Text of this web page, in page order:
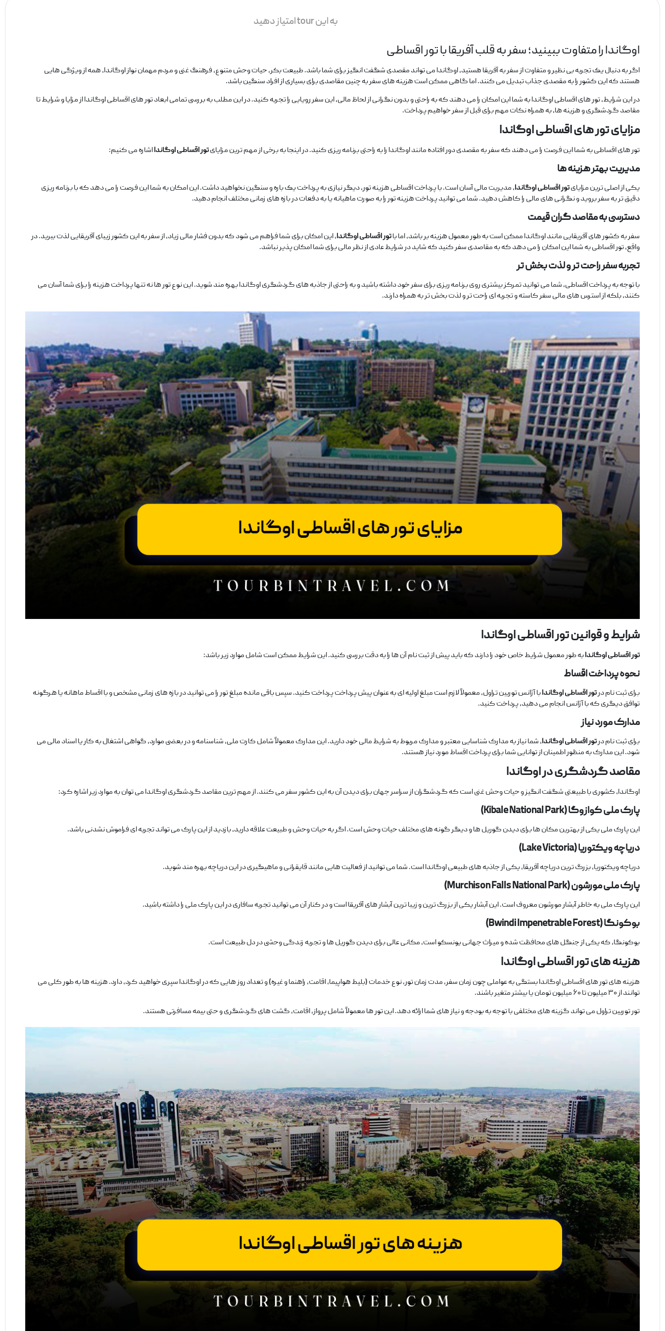
به این tour امتیاز دهید
اوگاندا را متفاوت ببینید؛ سفر به قلب آفریقا با تور اقساطی
اگر به دنبال یک تجربه بی ‌نظیر و متفاوت از سفر به آفریقا هستید، اوگاندا می ‌تواند مقصدی شگفت ‌انگیز برای شما باشد. طبیعت بکر، حیات ‌وحش متنوع، فرهنگ غنی و مردم مهمان ‌نواز اوگاندا، همه از ویژگی‌ هایی
هستند که این کشور را به مقصدی جذاب تبدیل می ‌کنند. اما گاهی ممکن است هزینه ‌های سفر به چنین مقاصدی برای بسیاری از افراد سنگین باشد.
در این شرایط، تور های اقساطی اوگاندا به شما این امکان را می ‌دهند که به راحتی و بدون نگرانی از لحاظ مالی، این سفر رویایی را تجربه کنید. در این مطلب به بررسی تمامی ابعاد تور های اقساطی اوگاندا از مزایا و شرایط تا
مقاصد گردشگری و هزینه ‌ها، به همراه نکات مهم برای قبل از سفر خواهیم پرداخت.
مزایای تور های اقساطی اوگاندا
تور های اقساطی به شما این فرصت را می ‌دهند که سفر به مقصدی دور افتاده مانند اوگاندا را به راحتی برنامه ‌ریزی کنید. در اینجا به برخی از مهم ‌ترین مزایایتور اقساطی اوگاندااشاره می‌ کنیم:
مدیریت بهتر هزینه‌ ها
یکی از اصلی ‌ترین مزایایتور اقساطی اوگاندا، مدیریت مالی آسان است. با پرداخت اقساطی هزینه تور، دیگر نیازی به پرداخت یک‌ باره و سنگین نخواهید داشت. این امکان به شما این فرصت را می ‌دهد که با برنامه ‌ریزی
دقیق ‌تر به سفر بروید و نگرانی‌ های مالی را کاهش دهید. شما می ‌توانید پرداخت هزینه تور را به ‌صورت ماهیانه یا به دفعات در بازه‌ های زمانی مختلف انجام دهید.
دسترسی به مقاصد گران‌ قیمت
سفر به کشور های آفریقایی مانند اوگاندا ممکن است به ‌طور معمول هزینه ‌بر باشد، اما باتور اقساطی اوگاندا، این امکان برای شما فراهم می ‌شود که بدون فشار مالی زیاد، از سفر به این کشور زیبای آفریقایی لذت ببرید. در
واقع، تور اقساطی به شما این امکان را می ‌دهد که به مقاصدی سفر کنید که شاید در شرایط عادی از نظر مالی برای شما امکان ‌پذیر نباشد.
تجربه سفر راحت ‌تر و لذت ‌بخش ‌تر
با توجه به پرداخت اقساطی، شما می ‌توانید تمرکز بیشتری روی برنامه ‌ریزی برای سفر خود داشته باشید و به راحتی از جاذبه‌ های گردشگری اوگاندا بهره‌ مند شوید. این نوع تور ها نه ‌تنها پرداخت هزینه را برای شما آسان می‌
کنند، بلکه از استرس ‌های مالی سفر کاسته و تجربه ‌ای راحت ‌تر و لذت ‌بخش ‌تر به همراه دارند.
شرایط و قوانین تور اقساطی اوگاندا
تور اقساطی اوگاندابه ‌طور معمول شرایط خاص خود را دارند که باید پیش از ثبت ‌نام آن‌ ها را به ‌دقت بررسی کنید. این شرایط ممکن است شامل موارد زیر باشد:
نحوه پرداخت اقساط
برای ثبت ‌نام درتور اقساطی اوگاندابا آژانس توربین تراول، معمولاً لازم است مبلغ اولیه ‌ای به ‌عنوان پیش ‌پرداخت پرداخت کنید. سپس باقی ‌مانده مبلغ تور را می ‌توانید در بازه ‌های زمانی مشخص و با اقساط ماهانه یا هرگونه
توافق دیگری که با آژانس انجام می ‌دهید، پرداخت کنید.
مدارک مورد نیاز
برای ثبت ‌نام درتور اقساطی اوگاندا، شما نیاز به مدارک شناسایی معتبر و مدارک مربوط به شرایط مالی خود دارید. این مدارک معمولاً شامل کارت ملی، شناسنامه و در بعضی موارد، گواهی اشتغال به‌ کار یا اسناد مالی می
‌شود. این مدارک به ‌منظور اطمینان از توانایی شما برای پرداخت اقساط مورد نیاز هستند.
مقاصد گردشگری در اوگاندا
اوگاندا، کشوری با طبیعتی شگفت‌ انگیز و حیات ‌وحش غنی است که گردشگران از سراسر جهان برای دیدن آن به این کشور سفر می ‌کنند. از مهم ‌ترین مقاصد گردشگری اوگاندا می ‌توان به موارد زیر اشاره کرد:
پارک ملی کوازوگا(Kibale National Park)
این پارک ملی یکی از بهترین مکان ‌ها برای دیدن گوریل ‌ها و دیگر گونه‌ های مختلف حیات ‌وحش است. اگر به حیات‌ وحش و طبیعت علاقه دارید، بازدید از این پارک می‌ تواند تجربه ‌ای فراموش ‌نشدنی باشد.
دریاچه ویکتوریا(Lake Victoria)
دریاچه ویکتوریا، بزرگ ‌ترین دریاچه آفریقا، یکی از جاذبه ‌های طبیعی اوگاندا است. شما می ‌توانید از فعالیت ‌هایی مانند قایقرانی و ماهیگیری در این دریاچه بهره ‌مند شوید.
پارک ملی مورشون(Murchison Falls National Park)
این پارک ملی به‌ خاطر آبشار مورشون معروف است. این آبشار یکی از بزرگ‌ ترین و زیبا ترین آبشار های آفریقا است و در کنار آن می ‌توانید تجربه سافاری در این پارک ملی را داشته باشید.
بوکونگا(Bwindi Impenetrable Forest)
بوکونگا، که یکی از جنگل‌ های محافظت ‌شده و میراث جهانی یونسکو است، مکانی عالی برای دیدن گوریل ‌ها و تجربه زندگی وحشی در دل طبیعت است.
هزینه‌ های تور اقساطی اوگاندا
هزینه ‌های تور های اقساطی اوگاندا بستگی به عواملی چون زمان سفر، مدت ‌زمان تور، نوع خدمات (بلیط هواپیما، اقامت، راهنما و غیره) و تعداد روز هایی که در اوگاندا سپری خواهید کرد، دارد. هزینه‌ ها به ‌طور کلی می
‌توانند از ۳۰ میلیون تا ۶۰ میلیون تومان یا بیشتر متغیر باشند.
تور توربین تراول می ‌تواند گزینه ‌های مختلفی با توجه به بودجه و نیاز های شما ارائه دهد. این تور ها معمولاً شامل پرواز، اقامت، گشت ‌های گردشگری و حتی بیمه مسافرتی هستند.